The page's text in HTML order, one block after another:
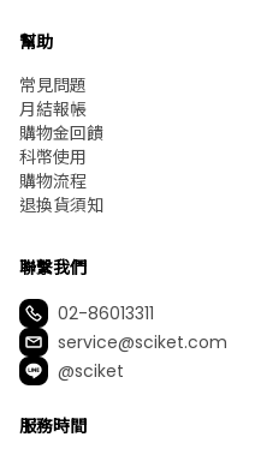
幫助
常見問題
月結報帳
購物金回饋
科幣使用
購物流程
退換貨須知
聯繫我們
02-86013311
service@sciket.com
@sciket
服務時間